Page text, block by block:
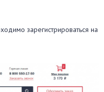
зарегистрироваться на